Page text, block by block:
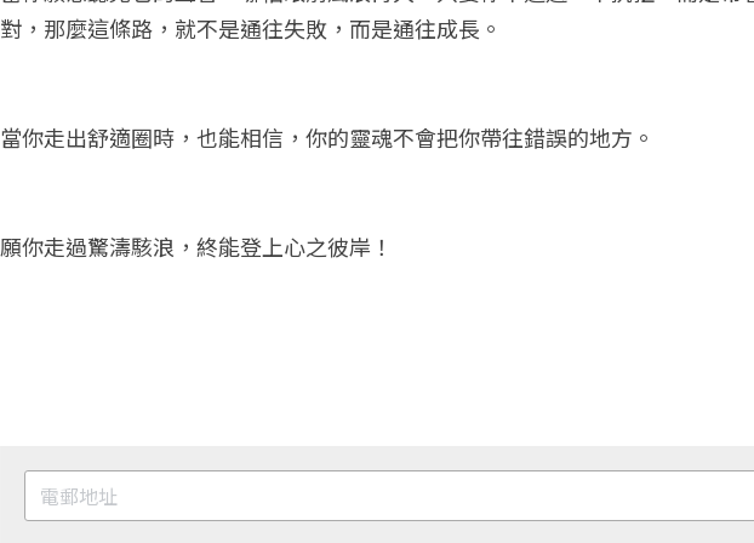
對，那麼這條路，就不是通往失敗，而是通往成長。
當你走出舒適圈時，也能相信，你的靈魂不會把你帶往錯誤的地方。
願你走過驚濤駭浪，終能登上心之彼岸！